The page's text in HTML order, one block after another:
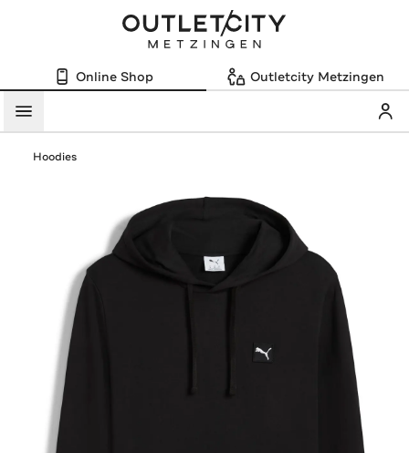
Online Shop Outletcity Metzingen
Menü
Hoodies